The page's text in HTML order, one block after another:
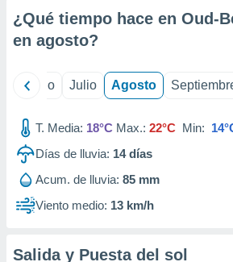
publicidad
1199
¿Qué tiempo hace en Oud-
en agosto?
Junio Julio Agosto
T. Media: 18°C Max.: 22°C Min:
Días de lluvia: 14días
Acum. de lluvia: 85 mm
Viento medio: 13 km/h
Salida y Puesta del sol